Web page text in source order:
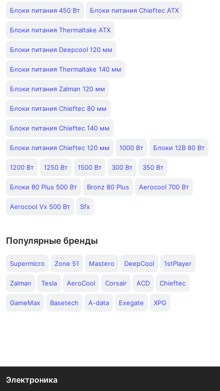
Блоки питания 450 Вт Блоки питания Chieftec ATX
Блоки питания Thermaltake ATX
Блоки питания Deepcool 120 мм
Блоки питания Thermaltake 140 мм
Блоки питания Zalman 120 мм
Блоки питания Chieftec 80 мм
Блоки питания Chieftec 140 мм
Блоки питания Chieftec 120 мм 1000 Вт Блоки 12В 80 Вт
1200 Вт 1250 Вт 1500 Вт 300 Вт 350 Вт
Блоки 80 Plus 500 Вт Bronz 80 Plus Aerocool 700 Вт
Aerocool Vx 500 Вт Sfx
Популярные бренды
Supermicro Zone 51 Mastero DeepCool 1stPlayer
Zalman Tesla AeroCool Corsair ACD Chieftec
GameMax Basetech A-data Exegate XPG
Электроника